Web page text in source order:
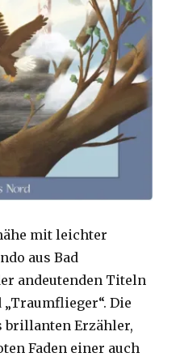
mit leichter
aus Bad
andeutenden Titeln
Die
brillanten Erzähler,
Faden einer auch